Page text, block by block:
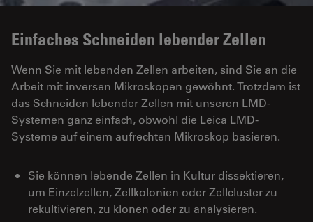
Einfaches Schneiden lebender Zellen
Wenn Sie mit lebenden Zellen arbeiten, sind Sie an die
Arbeit mit inversen Mikroskopen gewöhnt. Trotzdem ist
das Schneiden lebender Zellen mit unseren LMD-
Systemen ganz einfach, obwohl die Leica LMD-
Systeme auf einem aufrechten Mikroskop basieren.
Sie können lebende Zellen in Kultur dissektieren,
um Einzelzellen, Zellkolonien oder Zellcluster zu
rekultivieren, zu klonen oder zu analysieren.